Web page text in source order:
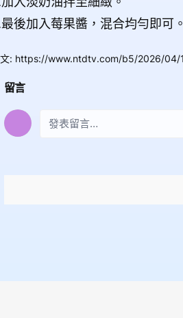
後加入莓果醬，混合均勻即可。
: https://www.ntdtv.com/b5/2026/04/
留言